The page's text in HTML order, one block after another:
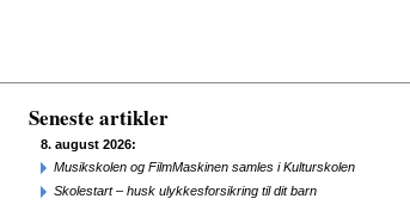
Seneste artikler
8. august 2026:
Musikskolen og FilmMaskinen samles i Kulturskolen
Skolestart – husk ulykkesforsikring til dit barn